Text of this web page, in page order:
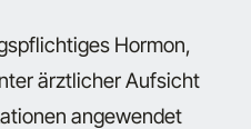
Hormon,
ärztlicher Aufsicht
angewendet